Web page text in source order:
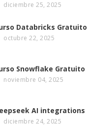
diciembre 25, 2025
Databricks Gratuito
octubre 22, 2025
Snowflake Gratuito
noviembre 04, 2025
AI integrations
diciembre 24, 2025